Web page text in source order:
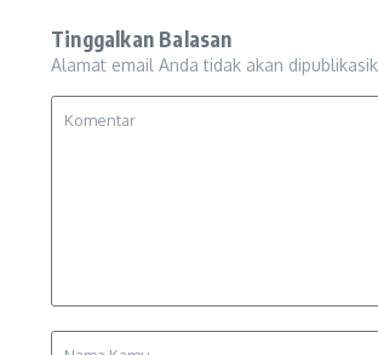
Tinggalkan Balasan
Alamat email Anda tidak akan